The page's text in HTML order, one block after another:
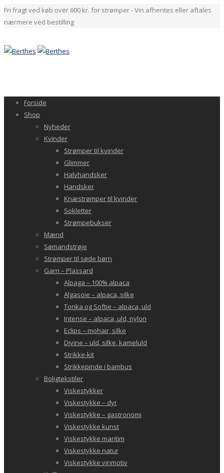
Fri fragt ved køb over 600 kr. for strømper - Vin afhentes eller aftales
nærmere ved bestilling
Forside
Shop
Nyheder
Kvinder
Strømper til kvinder
Glimmer
Halvhandsker
Handsker
Knæstrømper til kvinder
Sokletter
Strømpebukser
Mænd
Sømandstrøje
Strømper til søde børn
Garn – Plassard
Alpaga – 100% alpaca
Algasoie – alpaca, silke
Tonka og Softie – alpaca, uld
Intense – alpaca, uld, nylon
Eclips – mohair, silke
Divine – uld, silke, kameluld
Strikke-kit
Strikkepinde i bambus
Boligtekstiler
Viskestykker
Viskestykke – dyr
Viskestykke – gastronomi
Viskestykke kunst
Viskestykke maritim
Viskestykke natur
Viskestykke vinmotiv